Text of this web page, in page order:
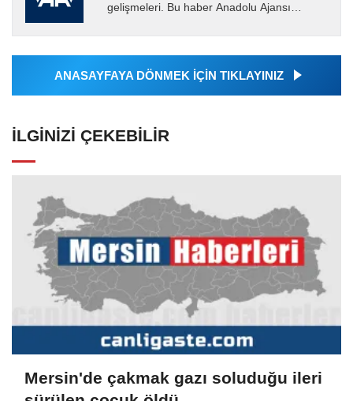
gelişmeleri. Bu haber Anadolu Ajansı
tarafından geçilen tüm...
ANASAYFAYA DÖNMEK İÇİN TIKLAYINIZ
İLGINIZI ÇEKEBILIR
Mersin'de çakmak gazı soluduğu ileri